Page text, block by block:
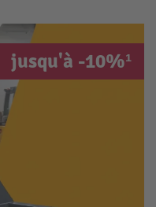
jusqu'à -10%¹